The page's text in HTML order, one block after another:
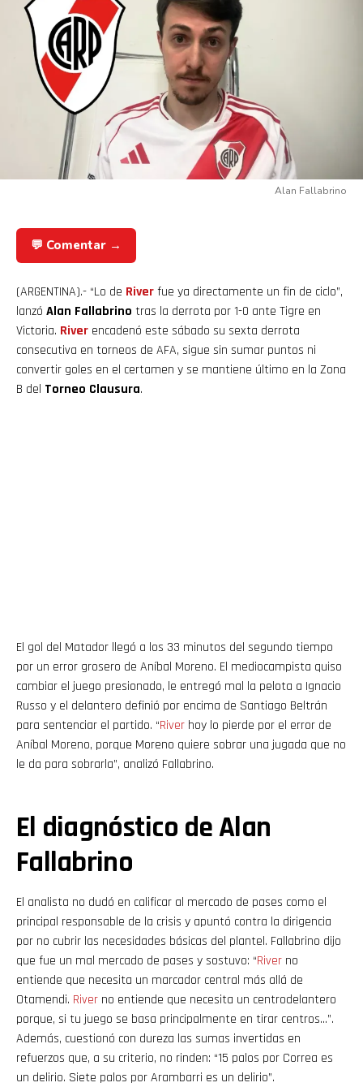
Alan Fallabrino
💬 Comentar →
(ARGENTINA).- “Lo de Riverfue ya directamente un fin de ciclo”,
lanzó Alan Fallabrino tras la derrota por 1-0 ante Tigre en
Victoria. River encadenó este sábado su sexta derrota
consecutiva en torneos de AFA, sigue sin sumar puntos ni
convertir goles en el certamen y se mantiene último en la Zona
B del Torneo Clausura.
El gol del Matador llegó a los 33 minutos del segundo tiempo
por un error grosero de Aníbal Moreno. El mediocampista quiso
cambiar el juego presionado, le entregó mal la pelota a Ignacio
Russo y el delantero definió por encima de Santiago Beltrán
para sentenciar el partido. “River hoy lo pierde por el error de
Aníbal Moreno, porque Moreno quiere sobrar una jugada que no
le da para sobrarla”, analizó Fallabrino.
El diagnóstico de Alan
Fallabrino
El analista no dudó en calificar al mercado de pases como el
principal responsable de la crisis y apuntó contra la dirigencia
por no cubrir las necesidades básicas del plantel. Fallabrino dijo
que fue un mal mercado de pases y sostuvo: “River no
entiende que necesita un marcador central más allá de
Otamendi. River no entiende que necesita un centrodelantero
porque, si tu juego se basa principalmente en tirar centros…”.
Además, cuestionó con dureza las sumas invertidas en
refuerzos que, a su criterio, no rinden: “15 palos por Correa es
un delirio. Siete palos por Arambarri es un delirio”.